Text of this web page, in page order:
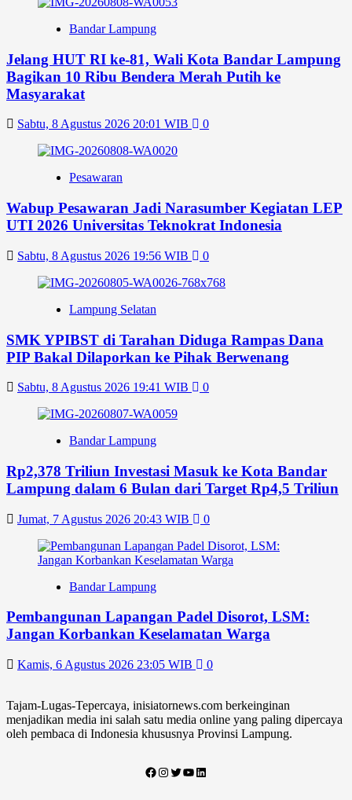
Bandar Lampung
Jelang HUT RI ke-81, Wali Kota Bandar Lampung
Bagikan 10 Ribu Bendera Merah Putih ke
Masyarakat
Sabtu, 8 Agustus 2026 20:01 WIB 0
Pesawaran
Wabup Pesawaran Jadi Narasumber Kegiatan LEP
UTI 2026 Universitas Teknokrat Indonesia
Sabtu, 8 Agustus 2026 19:56 WIB 0
Lampung Selatan
SMK YPIBST di Tarahan Diduga Rampas Dana
PIP Bakal Dilaporkan ke Pihak Berwenang
Sabtu, 8 Agustus 2026 19:41 WIB 0
Bandar Lampung
Rp2,378 Triliun Investasi Masuk ke Kota Bandar
Lampung dalam 6 Bulan dari Target Rp4,5 Triliun
Jumat, 7 Agustus 2026 20:43 WIB 0
Bandar Lampung
Pembangunan Lapangan Padel Disorot, LSM:
Jangan Korbankan Keselamatan Warga
Kamis, 6 Agustus 2026 23:05 WIB 0
Tajam-Lugas-Tepercaya, inisiatornews.com berkeinginan
menjadikan media ini salah satu media online yang paling dipercaya
oleh pembaca di Indonesia khususnya Provinsi Lampung.